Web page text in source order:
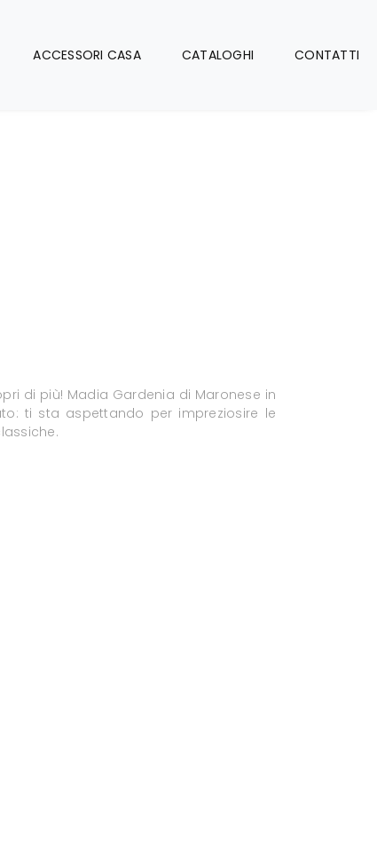
ACCESSORI CASA CATALOGHI CONTATTI
di più! Madia Gardenia di Maronese in
ti sta aspettando per impreziosire le